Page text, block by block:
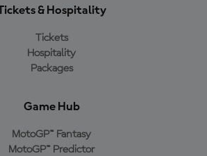
& Hospitality
Tickets
Hospitality
Packages
Game Hub
MotoGP™ Fantasy
MotoGP™ Predictor